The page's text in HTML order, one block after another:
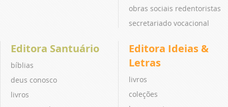
obras sociais redentoristas
secretariado vocacional
Editora Santuário
bíblias
deus conosco
livros
Editora Ideias &
Letras
livros
coleções